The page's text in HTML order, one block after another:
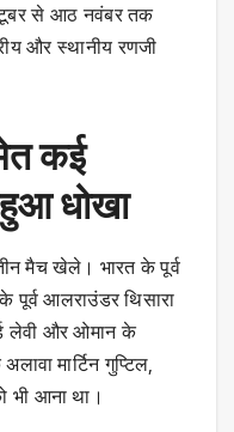
से आठ नवंबर तक
और स्थानीय रणजी
कई
धोखा
मैच खेले। भारत के पूर्व
पूर्व आलराउंडर थिसारा
लेवी और ओमान के
मार्टिन गुप्टिल,
भी आना था।